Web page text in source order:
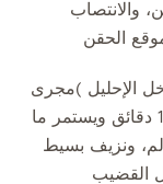
والانتصاب
الحقن
الإحليل )مجرى
البول(، وعادة ما يبدأ الانتصاب في غضون 10 دقائق ويستمر ما
الألم، ونزيف بسيط
القضيب